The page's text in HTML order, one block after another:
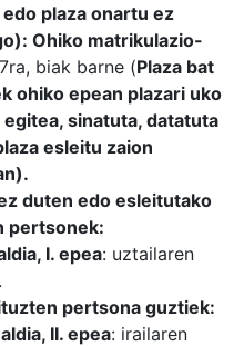
plaza onartu ez
Ohiko matrikulazio-
biak barne (Plaza bat
ohiko epean plazari uko
sinatuta, datatuta
esleitu zaion
duten edo esleitutako
pertsonek:
I. epea: uztailaren
pertsona guztiek:
aldia, II. epea: irailaren